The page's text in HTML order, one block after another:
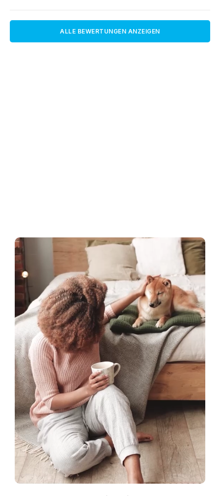
ALLE BEWERTUNGEN ANZEIGEN